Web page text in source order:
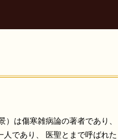
）は傷寒雑病論の著者であり、
であり、 医聖とまで呼ばれた